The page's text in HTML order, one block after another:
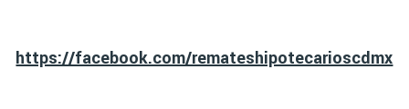
https://facebook.com/remateshipotecarioscdmx